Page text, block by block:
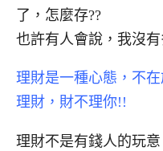
了，怎麼存??
也許有人會說，我沒
理財是一種心態，不
理財，財不理你!!
理財不是有錢人的玩